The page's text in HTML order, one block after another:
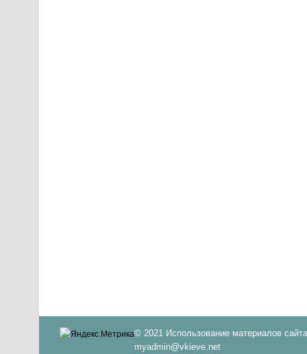
© 2021 Использование материалов
myadmin@vkieve.net